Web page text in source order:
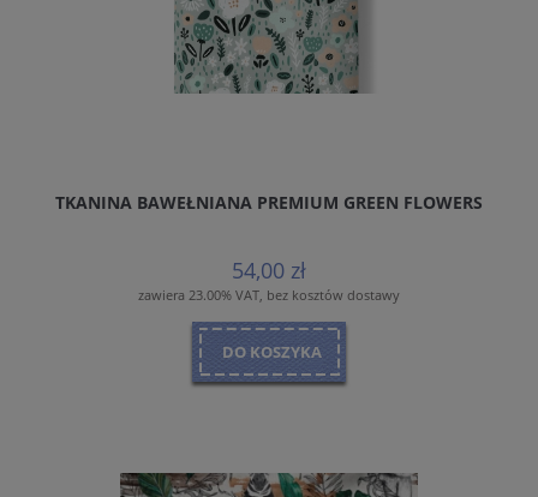
TKANINA BAWEŁNIANA PREMIUM GREEN FLOWERS
54,00 zł
zawiera 23.00% VAT, bez kosztów dostawy
DO KOSZYKA